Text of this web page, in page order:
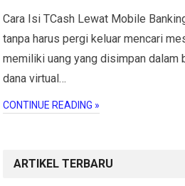
Cara Isi TCash Lewat Mobile
tanpa harus pergi keluar mencari
memiliki uang yang disimpan dalam
dana virtual…
CONTINUE READING »
ARTIKEL TERBARU